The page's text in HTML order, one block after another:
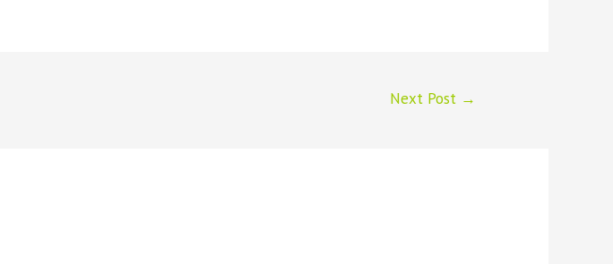
Next Post →